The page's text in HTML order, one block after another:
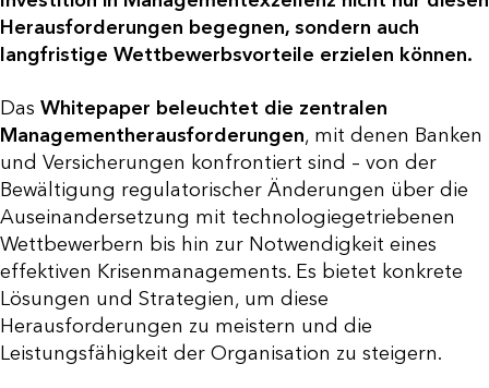
Herausforderungen begegnen, sondern auch
langfristige Wettbewerbsvorteile erzielen können.
Das Whitepaper beleuchtet die zentralen
Managementherausforderungen, mit denen Banken
und Versicherungen konfrontiert sind – von der
Bewältigung regulatorischer Änderungen über die
Auseinandersetzung mit technologiegetriebenen
Wettbewerbern bis hin zur Notwendigkeit eines
effektiven Krisenmanagements. Es bietet konkrete
Lösungen und Strategien, um diese
Herausforderungen zu meistern und die
Leistungsfähigkeit der Organisation zu steigern.